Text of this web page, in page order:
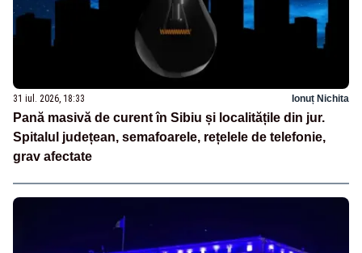
31 iul. 2026, 18:33 Ionuț Nichita
Pană masivă de curent în Sibiu și localitățile din jur.
Spitalul județean, semafoarele, rețelele de telefonie,
grav afectate